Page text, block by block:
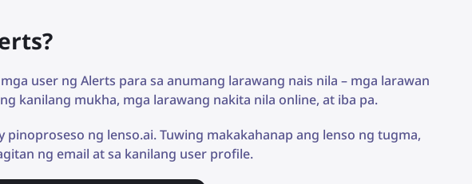
user ng Alerts para sa anumang larawang nais nila – mga larawan
kanilang mukha, mga larawang nakita nila online, at iba pa.
ng lenso.ai. Tuwing makakahanap ang lenso ng tugma,
ng email at sa kanilang user profile.